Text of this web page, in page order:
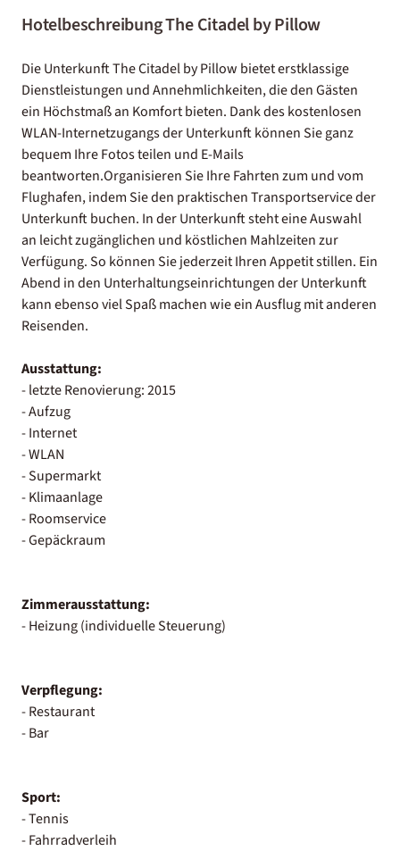
Hotelbeschreibung The Citadel by Pillow
Die Unterkunft The Citadel by Pillow bietet erstklassige
Dienstleistungen und Annehmlichkeiten, die den Gästen
ein Höchstmaß an Komfort bieten. Dank des kostenlosen
WLAN-Internetzugangs der Unterkunft können Sie ganz
bequem Ihre Fotos teilen und E-Mails
beantworten.Organisieren Sie Ihre Fahrten zum und vom
Flughafen, indem Sie den praktischen Transportservice der
Unterkunft buchen. In der Unterkunft steht eine Auswahl
an leicht zugänglichen und köstlichen Mahlzeiten zur
Verfügung. So können Sie jederzeit Ihren Appetit stillen. Ein
Abend in den Unterhaltungseinrichtungen der Unterkunft
kann ebenso viel Spaß machen wie ein Ausflug mit anderen
Reisenden.
Ausstattung:
- letzte Renovierung: 2015
- Aufzug
- Internet
- WLAN
- Supermarkt
- Klimaanlage
- Roomservice
- Gepäckraum
Zimmerausstattung:
- Heizung (individuelle Steuerung)
Verpflegung:
- Restaurant
- Bar
Sport:
- Tennis
- Fahrradverleih